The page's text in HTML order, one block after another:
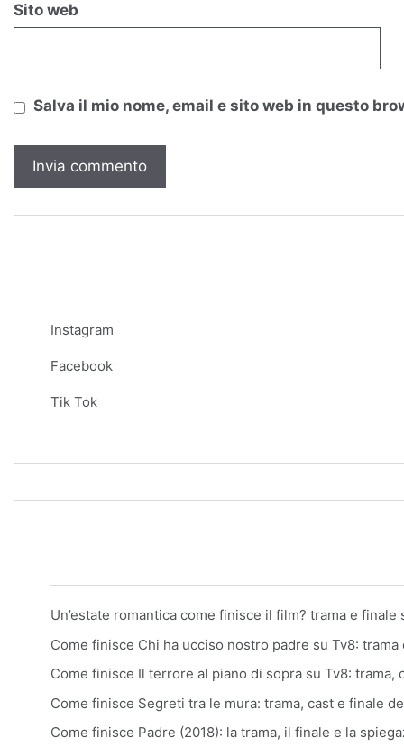
Sito web
Salva il mio nome, email e sito web in questo
Instagram
Facebook
Tik Tok
Un’estate romantica come finisce il film? trama e finale
Come finisce Chi ha ucciso nostro padre su Tv8:
Come finisce Il terrore al piano di sopra su Tv8: trama,
Come finisce Segreti tra le mura: trama, cast e finale
Come finisce Padre (2018): la trama, il finale e la